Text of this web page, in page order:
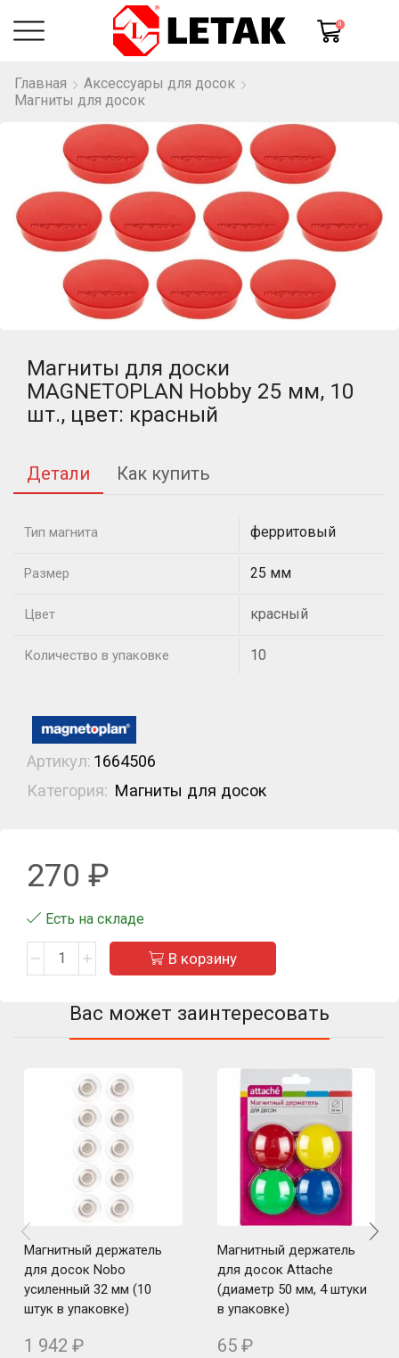
0
Главная
Аксессуары для досок
Магниты для досок
Магниты для доски
MAGNETOPLAN Hobby 25 мм, 10
шт., цвет: красный
Детали Как купить
Тип магнита ферритовый
Размер 25 мм
Цвет красный
Количество в упаковке 10
Артикул: 1664506
Категория: Магниты для досок
270 ₽
Есть на складе
В корзину
Вас может заинтересовать
Магнитный держатель
для досок Nobo
усиленный 32 мм (10
штук в упаковке)
1 942 ₽
Магнитный держатель
для досок Attache
(диаметр 50 мм, 4 штуки
в упаковке)
65 ₽